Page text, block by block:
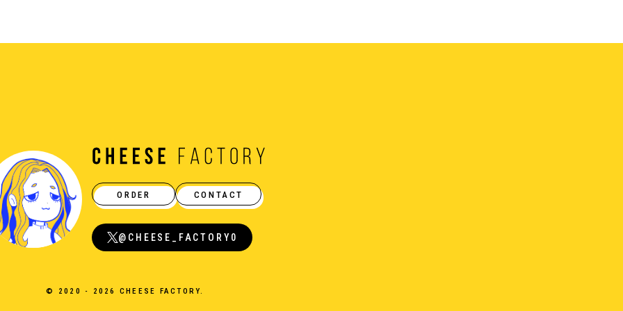
ORDER CONTACT
@CHEESE_FACTORY0
© 2020 - 2026 CHEESE FACTORY.